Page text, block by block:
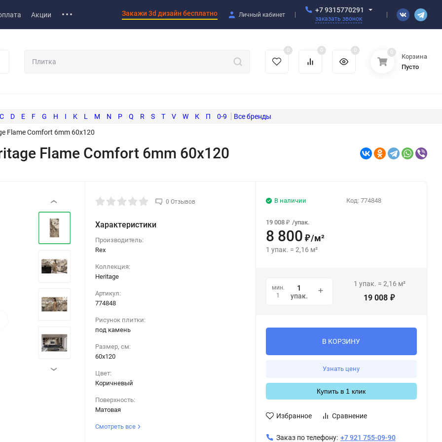
Акции Закажи 3d дизайн бесплатно Личный кабинет
+7 9315770291
заказать звонок
0 0 0 0
Корзина
Пусто
C D E F G H I K L M N P Q R S T V W К П
0-9
Flame Comfort 6mm 60x120
Flame Comfort 6mm 60x120
‹
›
0 Отзывов
Характеристики
Производитель:
Rex
Коллекция:
Heritage
Артикул:
774848
Рисунок плитки:
под камень
Размер, см:
60х120
Цвет:
Коричневый
Поверхность:
Матовая
Смотреть все
Код: 774848
В наличии
19 008 ₽ /упак.
8 800 ₽/м²
1 упак. = 2,16 м²
мин.
1
упак.
1 упак. =2,16 м²
19 008 ₽
В КОРЗИНУ
Узнать цену
Купить в 1 клик
Избранное Сравнение
Заказ по телефону: +7 921 755-09-90